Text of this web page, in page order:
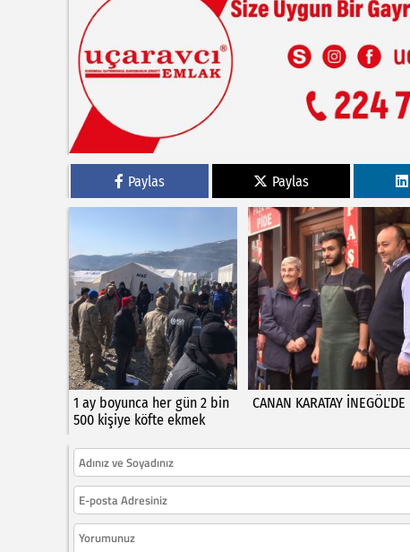
Paylas Paylas
1 ay boyunca her gün 2 bin
500 kişiye köfte ekmek
CANAN KARATAY İNEGÖL'DE